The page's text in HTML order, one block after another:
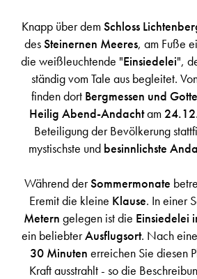
Knapp über demSchloss
desSteinernen Meeres, am Fuße
die weißleuchtende "Einsiedelei",
ständig vom Tale aus begleitet.
finden dort Bergmessen und
Heilig Abend-Andachtam
Beteiligung der Bevölkerung
mystischste und besinnlichste
Während derSommermonate
Eremit die kleine Klause. In einer
Metern gelegen ist die Einsiedelei
ein beliebterAusflugsort. Nach
30 Minuten erreichen Sie diesen
Kraft ausstrahlt - so die